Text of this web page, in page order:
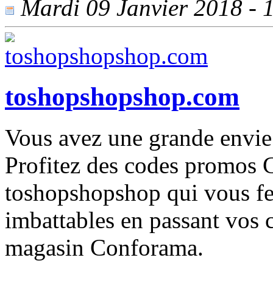
Mardi 09 Janvier 2018 -
toshopshopshop.com
Vous avez une grande
Profitez des codes promos
toshopshopshop qui vous
imbattables en passant vos
magasin Conforama.